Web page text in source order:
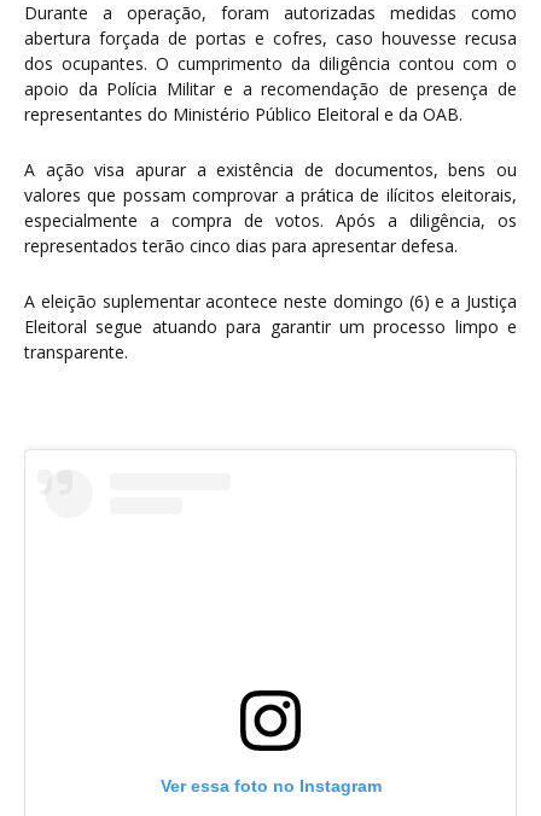
Durante a operação, foram autorizadas medidas como
abertura forçada de portas e cofres, caso houvesse recusa
dos ocupantes. O cumprimento da diligência contou com o
apoio da Polícia Militar e a recomendação de presença de
representantes do Ministério Público Eleitoral e da OAB.
A ação visa apurar a existência de documentos, bens ou
valores que possam comprovar a prática de ilícitos eleitorais,
especialmente a compra de votos. Após a diligência, os
representados terão cinco dias para apresentar defesa.
A eleição suplementar acontece neste domingo (6) e a Justiça
Eleitoral segue atuando para garantir um processo limpo e
transparente.
Ver essa foto no Instagram